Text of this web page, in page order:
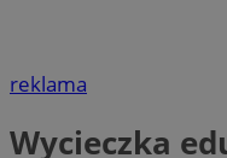
reklama
Wycieczka